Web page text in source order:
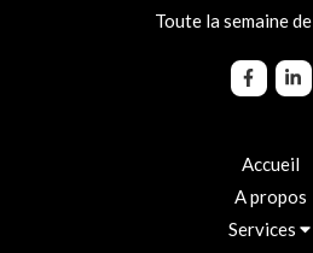
Toute la semaine de
Accueil
A propos
Services